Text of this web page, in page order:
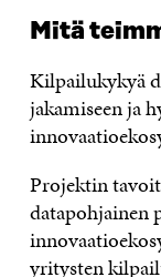
Mitä
Kilpailukykyä
jakamiseen ja
Projektin
datapohjainen
yritysten